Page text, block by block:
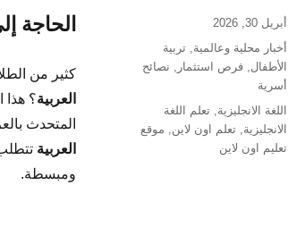
الحاجة
كثير من
العربية؟ هذا
المتحدث
العربية
ومبسطة.
نُشرت
في
أبريل 30, 2026
التصنيفات
أخبار محلية وعالمية, تربية
الأطفال, فرص استثمار , نصائح
أسرية
الوسوم
اللغة الانجليزية, تعلم اللغة
الانجليزية, تعلم اون لاين, موقع
تعليم اون لاين